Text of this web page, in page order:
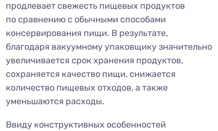
продлевает свежесть пищевых продуктов
по сравнению с обычными способами
консервирования пищи. В результате,
благодаря вакуумному упаковщику значительно
увеличивается срок хранения продуктов,
сохраняется качество пищи, снижается
количество пищевых отходов, а также
уменьшаются расходы.
Ввиду конструктивных особенностей